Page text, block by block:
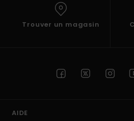
Trouver un magasin
AIDE